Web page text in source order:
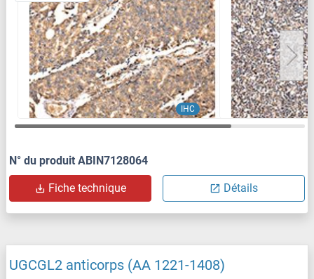
IHC
N° du produit ABIN7128064
Fiche technique Détails
UGCGL2 anticorps (AA 1221-1408)